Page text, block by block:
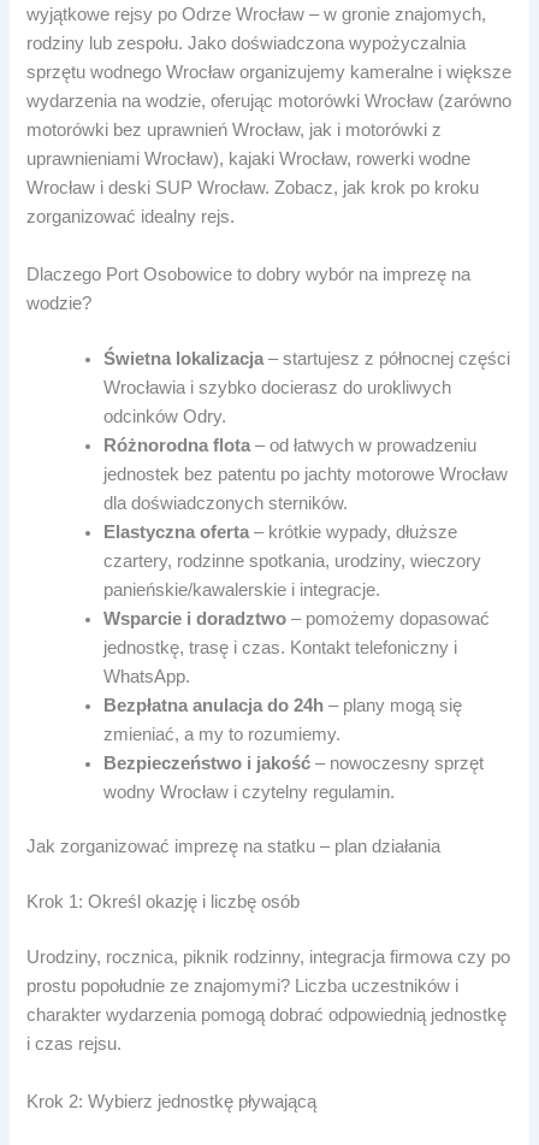
wyjątkowe rejsy po Odrze Wrocław – w gronie znajomych,
rodziny lub zespołu. Jako doświadczona wypożyczalnia
sprzętu wodnego Wrocław organizujemy kameralne i większe
wydarzenia na wodzie, oferując motorówki Wrocław (zarówno
motorówki bez uprawnień Wrocław, jak i motorówki z
uprawnieniami Wrocław), kajaki Wrocław, rowerki wodne
Wrocław i deski SUP Wrocław. Zobacz, jak krok po kroku
zorganizować idealny rejs.
Dlaczego Port Osobowice to dobry wybór na imprezę na
wodzie?
Świetna lokalizacja – startujesz z północnej części
Wrocławia i szybko docierasz do urokliwych
odcinków Odry.
Różnorodna flota – od łatwych w prowadzeniu
jednostek bez patentu po jachty motorowe Wrocław
dla doświadczonych sterników.
Elastyczna oferta – krótkie wypady, dłuższe
czartery, rodzinne spotkania, urodziny, wieczory
panieńskie/kawalerskie i integracje.
Wsparcie i doradztwo – pomożemy dopasować
jednostkę, trasę i czas. Kontakt telefoniczny i
WhatsApp.
Bezpłatna anulacja do 24h – plany mogą się
zmieniać, a my to rozumiemy.
Bezpieczeństwo i jakość – nowoczesny sprzęt
wodny Wrocław i czytelny regulamin.
Jak zorganizować imprezę na statku – plan działania
Krok 1: Określ okazję i liczbę osób
Urodziny, rocznica, piknik rodzinny, integracja firmowa czy po
prostu popołudnie ze znajomymi? Liczba uczestników i
charakter wydarzenia pomogą dobrać odpowiednią jednostkę
i czas rejsu.
Krok 2: Wybierz jednostkę pływającą